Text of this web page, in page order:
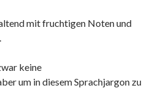
mit fruchtigen Noten und
keine
um in diesem Sprachjargon zu